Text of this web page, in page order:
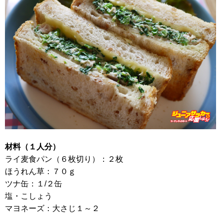
材料（１人分）
ライ麦食パン（６枚切り）：２枚
ほうれん草：７０ｇ
ツナ缶：１/２缶
塩・こしょう
マヨネーズ：大さじ１～２